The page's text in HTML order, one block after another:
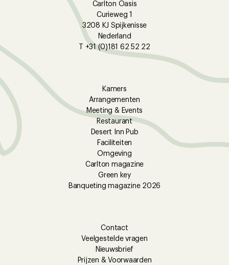
Carlton Oasis
Curieweg 1
3208 KJ Spijkenisse
Nederland
T +31 (0)181 62 52 22
Kamers
Arrangementen
Meeting & Events
Restaurant
Desert Inn Pub
Faciliteiten
Omgeving
Carlton magazine
Green key
Banqueting magazine 2026
Contact
Veelgestelde vragen
Nieuwsbrief
Prijzen & Voorwaarden